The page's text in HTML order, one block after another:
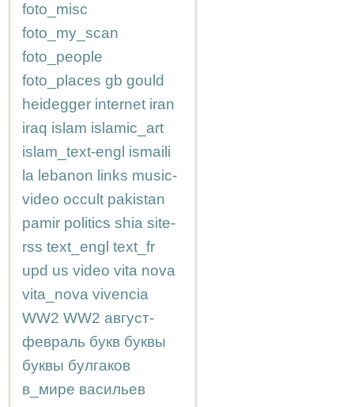
foto_misc
foto_my_scan
foto_people
foto_places gb gould
heidegger internet iran
iraq islam islamic_art
islam_text-engl ismaili
la lebanon links music-
video occult pakistan
pamir politics shia site-
rss text_engl text_fr
upd us video vita nova
vita_nova vivencia
WW2 WW2 август-
февраль букв буквы
буквы булгаков
в_мире васильев